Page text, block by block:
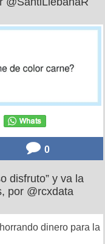
0
disfruto” y va la
por @rcxdata
dinero para la